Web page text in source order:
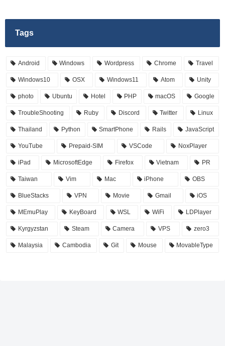
Tags
Android Windows Wordpress Chrome Travel
Windows10 OSX Windows11 Atom Unity
photo Ubuntu Hotel PHP macOS Google
TroubleShooting Ruby Discord Twitter Linux
Thailand Python SmartPhone Rails JavaScript
YouTube Prepaid-SIM VSCode NoxPlayer
iPad MicrosoftEdge Firefox Vietnam PR
Taiwan Vim Mac iPhone OBS
BlueStacks VPN Movie Gmail iOS
MEmuPlay KeyBoard WSL WiFi LDPlayer
Kyrgyzstan Steam Camera VPS zero3
Malaysia Cambodia Git Mouse MovableType